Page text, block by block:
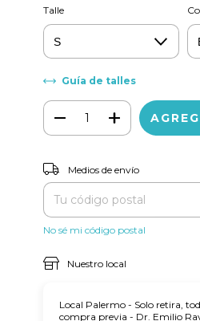
Talle
Guía de talles
Entregas para el CP:
Medios de envío
No sé mi código postal
Nuestro local
Local Palermo - Solo retira,
compra previa - Dr. Emilio